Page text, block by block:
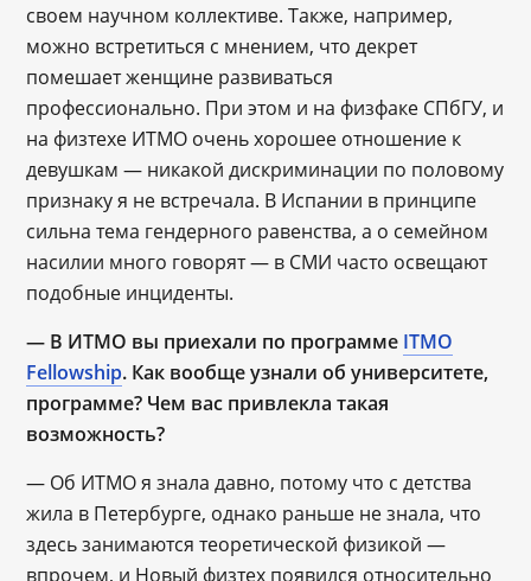
своем научном коллективе. Также, например,
можно встретиться с мнением, что декрет
помешает женщине развиваться
профессионально. При этом и на физфаке СПбГУ, и
на физтехе ИТМО очень хорошее отношение к
девушкам — никакой дискриминации по половому
признаку я не встречала. В Испании в принципе
сильна тема гендерного равенства, а о семейном
насилии много говорят — в СМИ часто освещают
подобные инциденты.
― В ИТМО вы приехали по программе ITMO
Fellowship. Как вообще узнали об университете,
программе? Чем вас привлекла такая
возможность?
— Об ИТМО я знала давно, потому что с детства
жила в Петербурге, однако раньше не знала, что
здесь занимаются теоретической физикой —
впрочем, и Новый физтех появился относительно